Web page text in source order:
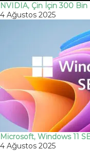
NVIDIA, Çin İçin 300 Bin
4 Ağustos 2025
Microsoft, Windows 11
4 Ağustos 2025